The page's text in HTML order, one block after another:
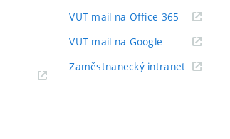
VUT mail na Office 365 (externí
odkaz)
VUT mail na Google (externí
Zaměstnanecký intranet(externí